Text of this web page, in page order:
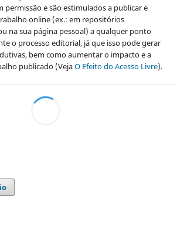
permissão e são estimulados a publicar e
online (ex.: em repositórios
na sua página pessoal) a qualquer ponto
o processo editorial, já que isso pode gerar
bem como aumentar o impacto e a
publicado (VejaO Efeito do Acesso Livre).